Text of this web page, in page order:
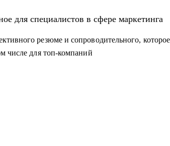
для специалистов в сфере маркетинга
резюме и сопроводительного,
числе для топ-компаний